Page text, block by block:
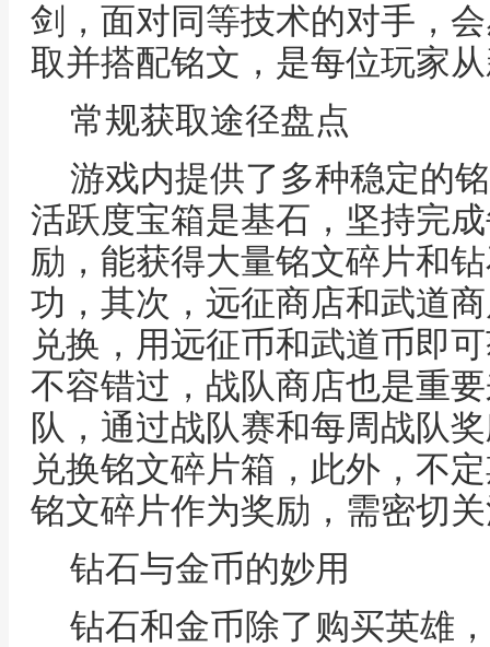
剑，面对同等技术的对手，
取并搭配铭文，是每位玩家
常规获取途径盘点
游戏内提供了多种稳定的
活跃度宝箱是基石，坚持完
励，能获得大量铭文碎片和
功，其次，远征商店和武道
兑换，用远征币和武道币即
不容错过，战队商店也是重
队，通过战队赛和每周战队
兑换铭文碎片箱，此外，不
铭文碎片作为奖励，需密切
钻石与金币的妙用
钻石和金币除了购买英雄